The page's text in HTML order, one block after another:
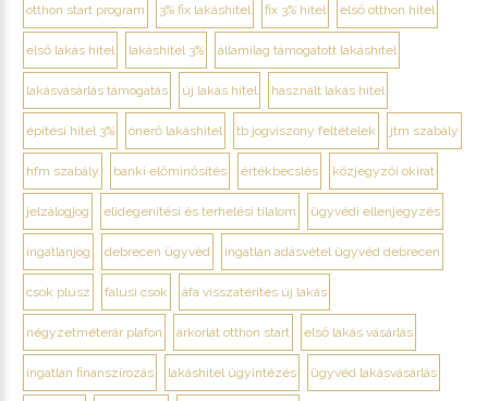
otthon start program 3% fix lakáshitel fix 3% hitel első otthon hitel
első lakás hitel lakáshitel 3% államilag támogatott lakáshitel
lakásvásárlás támogatás új lakás hitel használt lakás hitel
építési hitel 3% önerő lakáshitel tb jogviszony feltételek jtm szabály
hfm szabály banki előminősítés értékbecslés közjegyzői okirat
jelzálogjog elidegenítési és terhelési tilalom ügyvédi ellenjegyzés
ingatlanjog debrecen ügyvéd ingatlan adásvétel ügyvéd debrecen
csok plusz falusi csok áfa visszatérítés új lakás
négyzetméterár plafon árkorlát otthon start első lakás vásárlás
ingatlan finanszírozás lakáshitel ügyintézés ügyvéd lakásvásárlás